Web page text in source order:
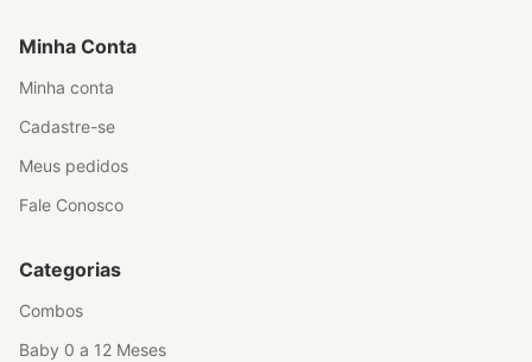
Minha Conta
Minha conta
Cadastre-se
Meus pedidos
Fale Conosco
Categorias
Combos
Baby 0 a 12 Meses